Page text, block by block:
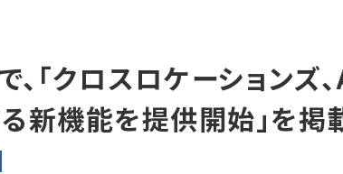
「クロスロケーション
新機能を提供開始」を掲